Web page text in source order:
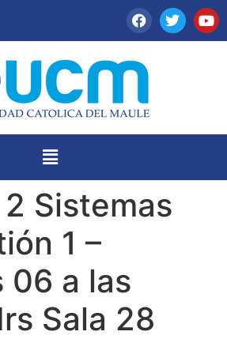
Sistemas
1 –
06 a las
Sala 28